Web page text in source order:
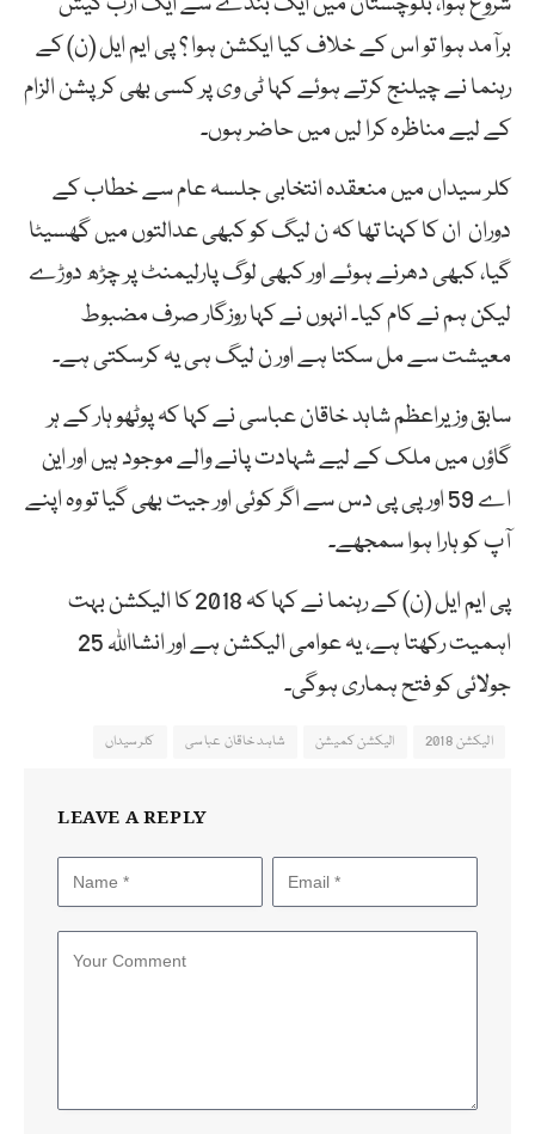
برآمد ہوا تو اس کے خلاف کیا ایکشن ہوا ؟ پی ایم ایل (ن) کے
رہنما نے چیلنج کرتے ہوئے کہا ٹی وی پر کسی بھی کرپشن الزام
کے لیے مناظرہ کرا لیں میں حاضر ہوں۔
کلر سیداں میں منعقدہ انتخابی جلسہ عام سے خطاب کے
دوران ان کا کہنا تھا کہ ن لیگ کو کبھی عدالتوں میں گھسیٹا
گیا، کبھی دھرنے ہوئے اور کبھی لوگ پارلیمنٹ پر چڑھ دوڑے
لیکن ہم نے کام کیا۔ انہوں نے کہا روزگار صرف مضبوط
معیشت سے مل سکتا ہے اور ن لیگ ہی یہ کرسکتی ہے۔
سابق وزیراعظم شاہد خاقان عباسی نے کہا کہ پوٹھو ہار کے ہر
گاؤں میں ملک کے لیے شہادت پانے والے موجود ہیں اور این
اے 59 اور پی پی دس سے اگر کوئی اور جیت بھی گیا تو وہ اپنے
آپ کو ہارا ہوا سمجھے۔
پی ایم ایل (ن) کے رہنما نے کہا کہ 2018 کا الیکشن بہت
اہمیت رکھتا ہے، یہ عوامی الیکشن ہے اور انشااللہ 25
جولائی کو فتح ہماری ہوگی۔
الیکشن 2018 الیکشن کمیشن شاہد خاقان عباسی کلرسیداں
LEAVE A REPLY